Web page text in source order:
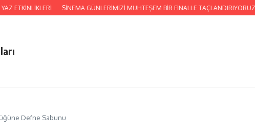
ETKİNLİKLERİ SİNEMA GÜNLERİMİZİ MUHTEŞEM BİR FİNALLE TAÇLANDIRIYORUZ!
Defne Sabunu